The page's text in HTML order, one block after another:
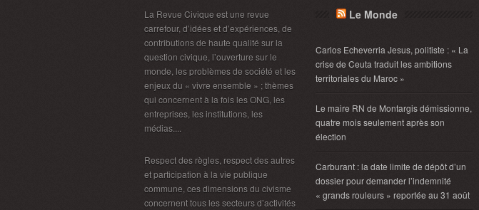
La Revue Civique est une revue
carrefour, d’idées et d’expériences, de
contributions de haute qualité sur la
question civique, l’ouverture sur le
monde, les problèmes de société et les
enjeux du « vivre ensemble » ; thèmes
qui concernent à la fois les ONG, les
entreprises, les institutions, les
médias....
Respect des règles, respect des autres
et participation à la vie publique
commune, ces dimensions du civisme
concernent tous les secteurs d’activités
Le Monde
Carlos Echeverria Jesus, politiste : « La
crise de Ceuta traduit les ambitions
territoriales du Maroc »
Le maire RN de Montargis démissionne,
quatre mois seulement après son
élection
Carburant : la date limite de dépôt d’un
dossier pour demander l’indemnité
« grands rouleurs » reportée au 31 août